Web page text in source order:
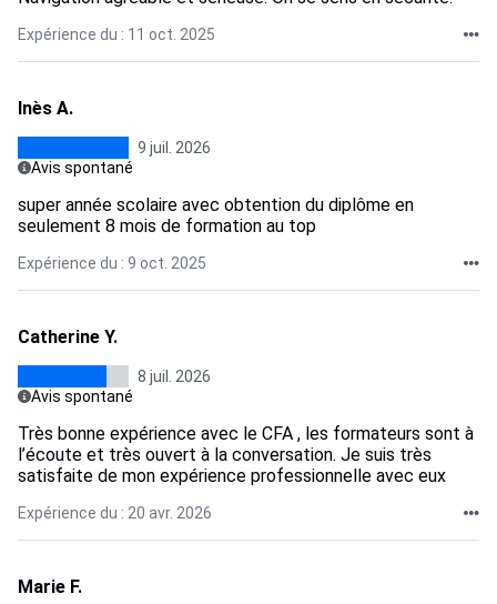
Expérience du : 11 oct. 2025
Inès A.
9 juil. 2026
Avis spontané
super année scolaire avec obtention du diplôme en
seulement 8 mois de formation au top
Expérience du : 9 oct. 2025
Catherine Y.
8 juil. 2026
Avis spontané
Très bonne expérience avec le CFA , les formateurs sont à
l’écoute et très ouvert à la conversation. Je suis très
satisfaite de mon expérience professionnelle avec eux
Expérience du : 20 avr. 2026
Marie F.